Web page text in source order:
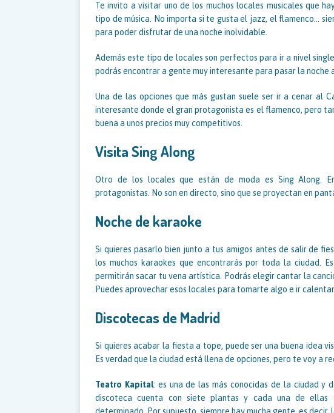
Te invito a visitar uno de los muchos locales musicales que
tipo de música. No importa si te gusta el jazz, el flamenco…
para poder disfrutar de una noche inolvidable.
Además este tipo de locales son perfectos para ir a nivel
podrás encontrar a gente muy interesante para pasar la noche
Una de las opciones que más gustan suele ser ir a cenar al
interesante donde el gran protagonista es el flamenco, pero
buena a unos precios muy competitivos.
Visita Sing Along
Otro de los locales que están de moda es Sing Along.
protagonistas. No son en directo, sino que se proyectan en
Noche de karaoke
Si quieres pasarlo bien junto a tus amigos antes de salir de
los muchos karaokes que encontrarás por toda la ciudad.
permitirán sacar tu vena artística. Podrás elegir cantar la
Puedes aprovechar esos locales para tomarte algo e ir
Discotecas de Madrid
Si quieres acabar la fiesta a tope, puede ser una buena idea
Es verdad que la ciudad está llena de opciones, pero te voy a
Teatro Kapital: es una de las más conocidas de la ciudad y
discoteca cuenta con siete plantas y cada una de